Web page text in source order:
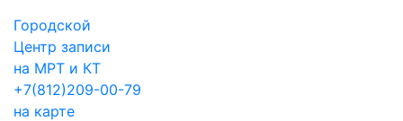
Городской
Центр записи
на МРТ и КТ
+7(812)209-00-79
на карте